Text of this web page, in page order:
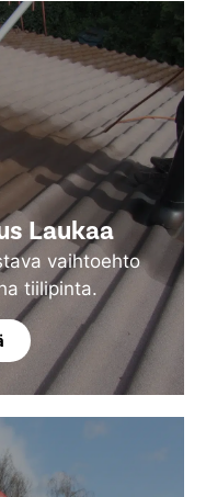
Laukaa
vaihtoehto
tiilipinta.